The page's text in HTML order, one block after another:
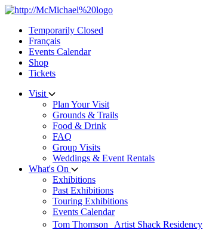
Skip
contentTemporarily Closed
Français
Events Calendar
Shop
Tickets
Visit
Plan Your Visit
Grounds & Trails
Food & Drink
FAQ
Group Visits
Weddings & Event Rentals
What's On
Exhibitions
Past Exhibitions
Touring Exhibitions
Events Calendar
Tom Thomson Artist Shack Residency